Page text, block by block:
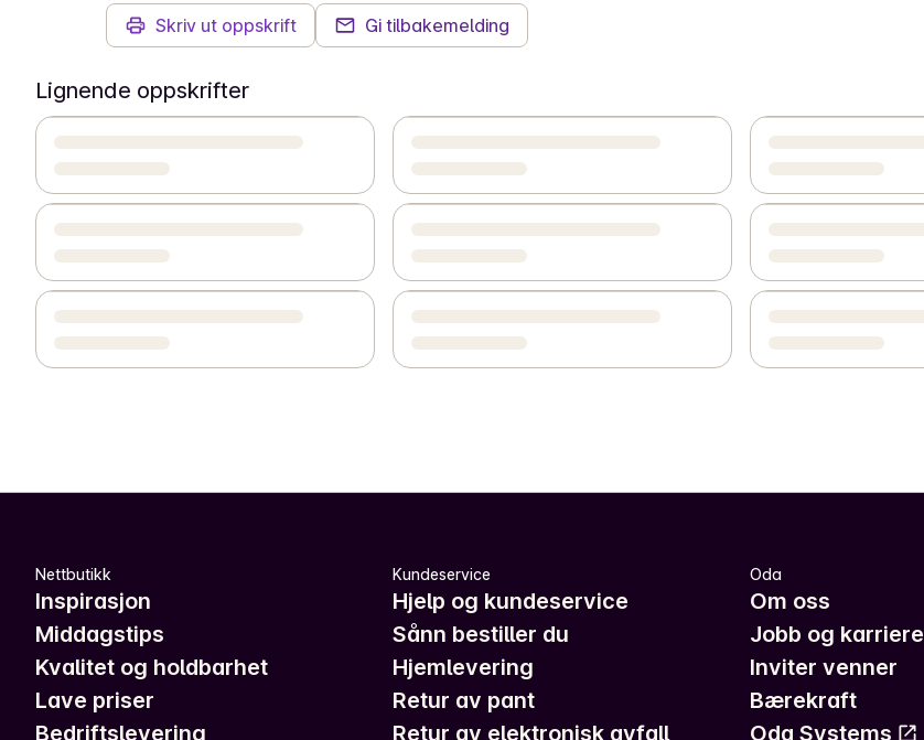
Skriv ut oppskrift Gi tilbakemelding
Lignende oppskrifter
Nettbutikk
Inspirasjon
Middagstips
Kvalitet og holdbarhet
Lave priser
Bedriftslevering
Kundeservice
Hjelp og kundeservice
Sånn bestiller du
Hjemlevering
Retur av pant
Retur av elektronisk avfall
Oda
Om oss
Jobb og karriere
Inviter venner
Bærekraft
Oda Systems